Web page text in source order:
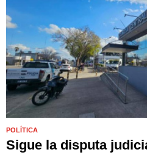
POLÍTICA
Sigue la disputa